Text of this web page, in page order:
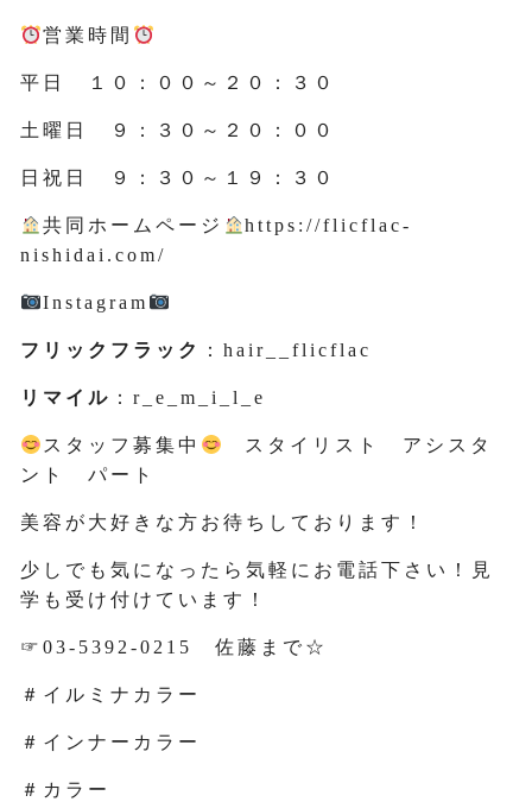
営業時間
平日 １０：００～２０：３０
土曜日 ９：３０～２０：００
日祝日 ９：３０～１９：３０
共同ホームページ
https://flicflac-
nishidai.com/
Instagram
フリックフラック ：hair__flicflac
リマイル ：r_e_m_i_l_e
スタッフ募集中
スタイリスト アシスタ
ント パート
美容が大好きな方お待ちしております！
少しでも気になったら気軽にお電話下さい！見
学も受け付けています！
☞03-5392-0215 佐藤まで☆
＃イルミナカラー
＃インナーカラー
＃カラー